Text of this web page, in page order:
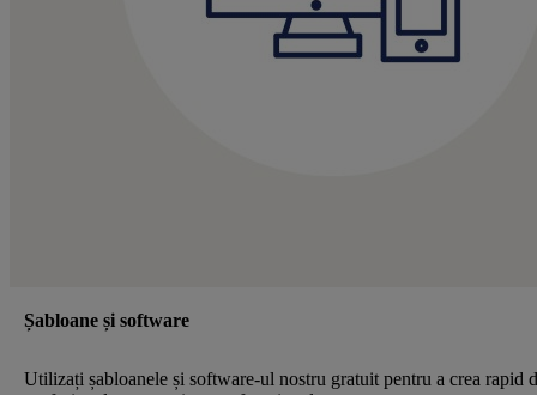
Șabloane și software
Utilizați șabloanele și software-ul nostru gratuit pentru a crea rapid